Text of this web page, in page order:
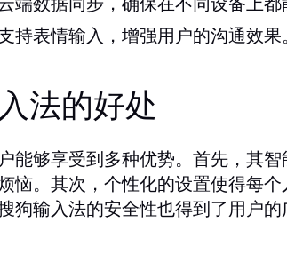
持表情输入，增强用户的沟通效果
法的好处
能够享受到多种优势。首先，其
恼。其次，个性化的设置使得每
狗输入法的安全性也得到了用户